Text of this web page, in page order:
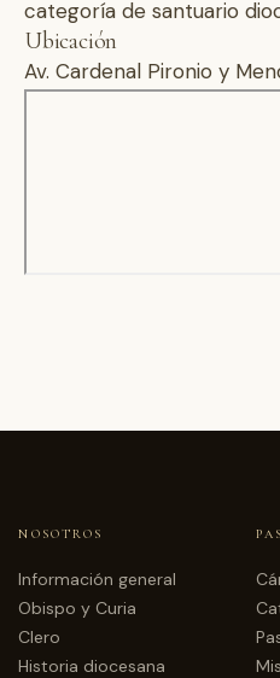
categoría de santuario
Ubicación
Av. Cardenal Pironio y
NOSOTROS
Información general
Obispo y Curia
Clero
Historia diocesana